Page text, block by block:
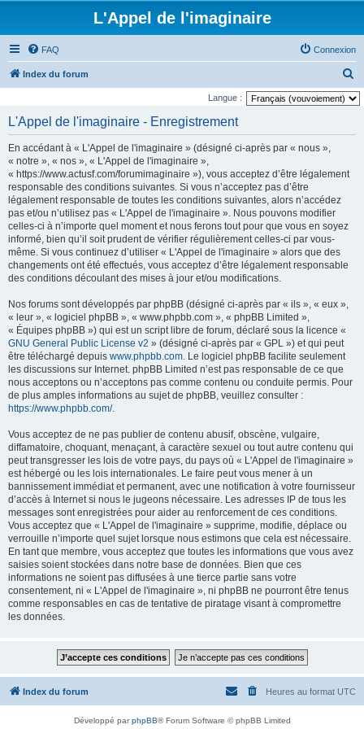
L'Appel de l'imaginaire
FAQ Connexion
Index du forum
e
Langue :
L'Appel de l'imaginaire - Enregistrement
En accédant à « L'Appel de l'imaginaire » (désigné ci-après par « nous »,
« notre », « nos », « L'Appel de l'imaginaire »,
« https://www.actusf.com/forumimaginaire »), vous acceptez d’être légalement
responsable des conditions suivantes. Si vous n’acceptez pas d’être
légalement responsable de toutes les conditions suivantes, alors n’accédez
pas et/ou n’utilisez pas « L'Appel de l'imaginaire ». Nous pouvons modifier
celles-ci à n’importe quel moment et nous ferons tout pour que vous en soyez
informé, bien qu’il soit prudent de vérifier régulièrement celles-ci par vous-
même. Si vous continuez d’utiliser « L'Appel de l'imaginaire » alors que des
changements ont été effectués, vous acceptez d’être légalement responsable
des conditions découlant des mises à jour et/ou modifications.
Nos forums sont développés par phpBB (désigné ci-après par « ils », « eux »,
« leur », « logiciel phpBB », « www.phpbb.com », « phpBB Limited »,
« Équipes phpBB ») qui est un script libre de forum, déclaré sous la licence «
GNU General Public License v2 » (désigné ci-après par « GPL ») et qui peut
être téléchargé depuis www.phpbb.com. Le logiciel phpBB facilite seulement
les discussions sur Internet. phpBB Limited n’est pas responsable de ce que
nous acceptons ou n’acceptons pas comme contenu ou conduite permis. Pour
de plus amples informations au sujet de phpBB, veuillez consulter :
https://www.phpbb.com/.
Vous acceptez de ne pas publier de contenu abusif, obscène, vulgaire,
diffamatoire, choquant, menaçant, à caractère sexuel ou tout autre contenu qui
peut transgresser les lois de votre pays, du pays où « L'Appel de l'imaginaire »
est hébergé ou les lois internationales. Le faire peut vous mener à un
bannissement immédiat et permanent, avec une notification à votre fournisseur
d’accès à Internet si nous le jugeons nécessaire. Les adresses IP de tous les
messages sont enregistrées pour aider au renforcement de ces conditions.
Vous acceptez que « L'Appel de l'imaginaire » supprime, modifie, déplace ou
verrouille n’importe quel sujet lorsque nous estimons que cela est nécessaire.
En tant que membre, vous acceptez que toutes les informations que vous avez
saisies soient stockées dans notre base de données. Bien que ces
informations ne soient pas diffusées à une tierce partie sans votre
consentement, ni « L'Appel de l'imaginaire », ni phpBB ne pourront être tenus
comme responsables en cas de tentative de piratage visant à compromettre
les données.
Index du forum Heures au format UTC
Développé parphpBB® Forum Software © phpBB Limited